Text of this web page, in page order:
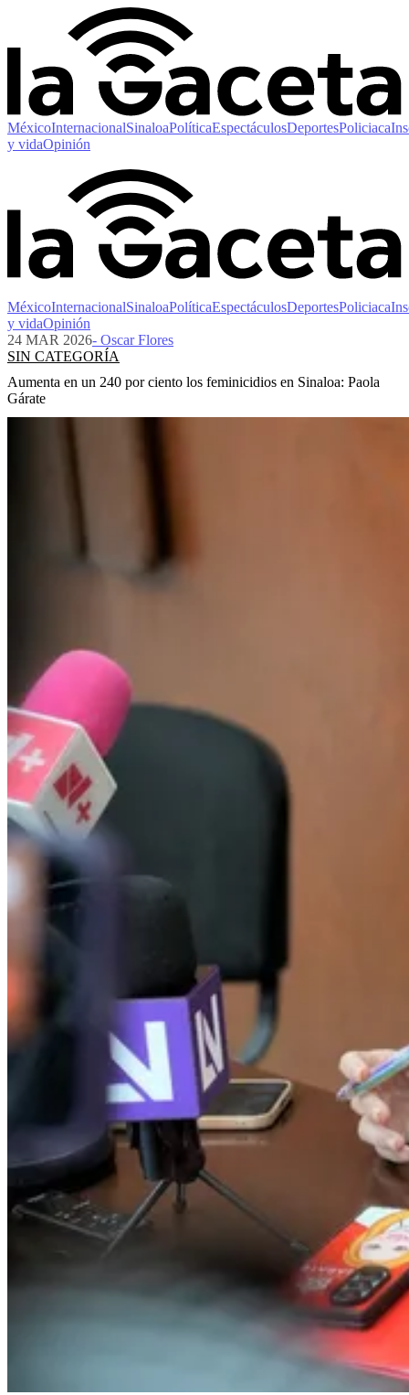
MéxicoInternacionalSinaloaPolíticaEspectáculosDeportesPoliciaca
y vidaOpinión
MéxicoInternacionalSinaloaPolíticaEspectáculosDeportesPoliciaca
y vidaOpinión
24 MAR 2026- Oscar Flores
SIN CATEGORÍA
Aumenta en un 240 por ciento los feminicidios en Sinaloa: Paola
Gárate